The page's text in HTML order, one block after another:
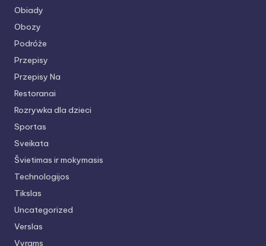
Obiady
Obozy
Podróże
Przepisy
Przepisy Na
Restoranai
Rozrywka dla dzieci
Sportas
Sveikata
Švietimas ir mokymasis
Technologijos
Tikslas
Uncategorized
Verslas
Vyrams